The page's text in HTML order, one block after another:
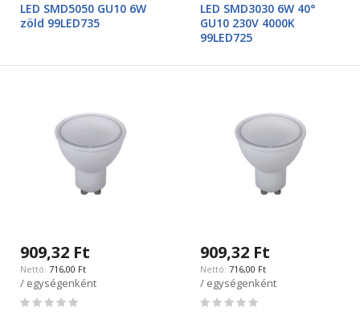
LED SMD5050 GU10 6W
zöld 99LED735
LED SMD3030 6W 40°
GU10 230V 4000K
99LED725
909,32 Ft
716,00 Ft
/ egységenként
Rating:
909,32 Ft
716,00 Ft
/ egységenként
Rating: